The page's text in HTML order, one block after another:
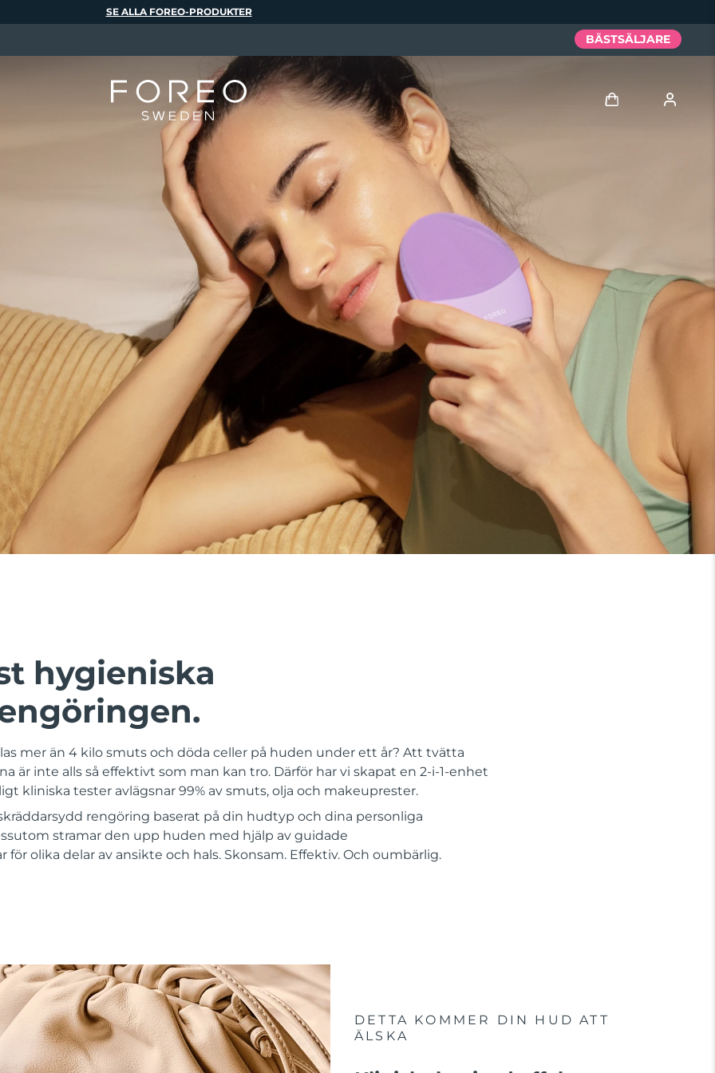
hygieniska
mer än 4 kilo smuts och döda celler på huden under ett år? Att tvätta
är inte alls så effektivt som man kan tro. Därför har vi skapat en 2-i-1-enhet
kliniska tester avlägsnar 99% av smuts, olja och makeuprester.
rengöring baserat på din hudtyp och dina personliga
stramar den upp huden med hjälp av guidade
för olika delar av ansikte och hals. Skonsam. Effektiv. Och oumbärlig.
DETTA KOMMER DIN HUD ATT
ÄLSKA
SE ALLA FOREO-PRODUKTER
BÄSTSÄLJARE
Mina beställningar
Mina adresser
Mina prenumerationer